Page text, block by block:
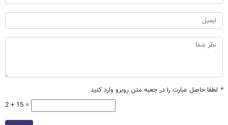
* لطفا حاصل عبارت را در جعبه متن روبرو وارد کنید
2 + 15 =